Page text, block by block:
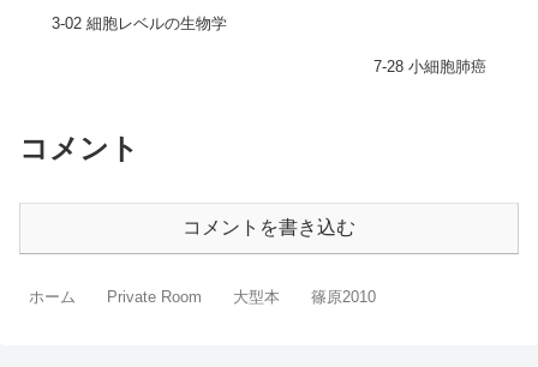
3-02 細胞レベルの生物学
7-28 小細胞肺癌
コメント
コメントを書き込む
ホーム Private Room 大型本 篠原2010